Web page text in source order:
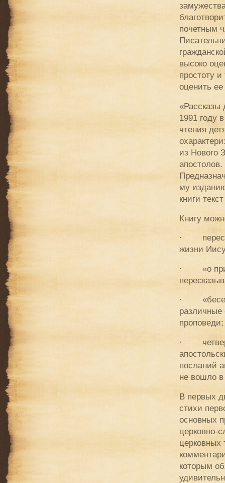
почетным
высоко
простоту
оценить
«Рассказы
1991 году
чтения
из Нового
му
книги
Книгу
·
жизни
· «о
·
различные
проповеди;
·
посланий
не вошло
В первых
стихи
основных
церковно-
церковных
которым